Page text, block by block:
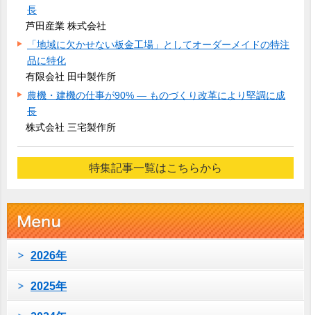
長
芦田産業 株式会社
「地域に欠かせない板金工場」としてオーダーメイドの特注
品に特化
有限会社 田中製作所
農機・建機の仕事が90% ― ものづくり改革により堅調に成
長
株式会社 三宅製作所
特集記事一覧はこちらから
2026年
2025年